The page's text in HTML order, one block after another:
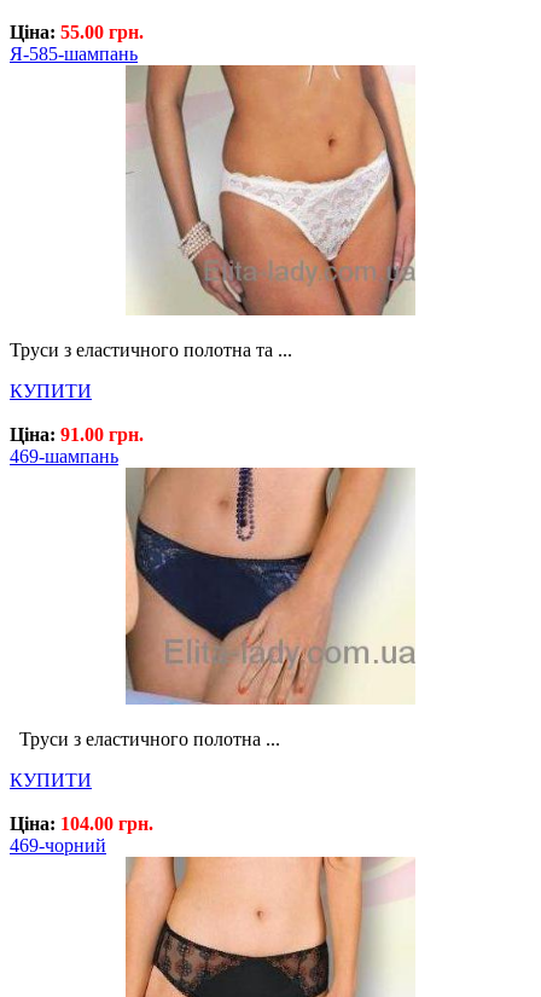
Ціна: 55.00 грн.
Я-585-шампань
Труси з еластичного полотна та ...
КУПИТИ
Ціна: 91.00 грн.
469-шампань
Труси з еластичного полотна ...
КУПИТИ
Ціна: 104.00 грн.
469-чорний